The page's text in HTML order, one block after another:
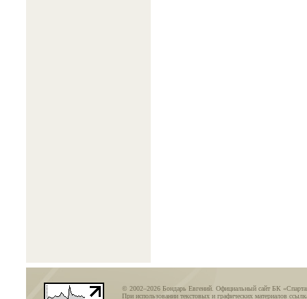
© 2002–2026 Бондарь Евгений. Официальный сайт БК
При использовании текстовых и графических материалов